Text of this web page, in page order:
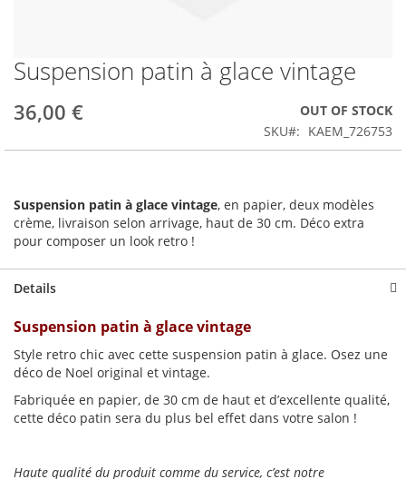
Skip
to
the
beginning
Suspension patin à glace vintage
36,00 €
OUT OF STOCK
SKU
KAEM_726753
Suspension patin à glace vintage, en papier, deux modèles
crème, livraison selon arrivage, haut de 30 cm. Déco extra
pour composer un look retro !
Details
Suspension patin à glace vintage
Style retro chic avec cette suspension patin à glace. Osez une
déco de Noel original et vintage.
Fabriquée en papier, de 30 cm de haut et d’excellente qualité,
cette déco patin sera du plus bel effet dans votre salon !
Haute qualité du produit comme du service, c’est notre